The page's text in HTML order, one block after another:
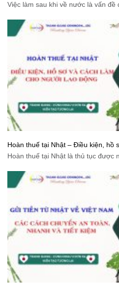
Việc làm sau khi về nước là vấn
Hoàn thuế tại Nhật – Điều kiện, hồ
động
Hoàn thuế tại Nhật là thủ tục được